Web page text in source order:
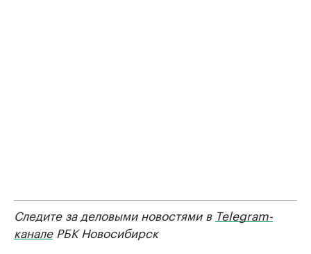
Следите за деловыми новостями в Telegram-
каналеРБК Новосибирск